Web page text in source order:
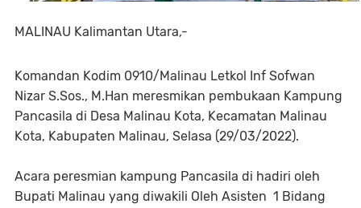
MALINAU Kalimantan Utara,-
Komandan Kodim 0910/Malinau Letkol Inf Sofwan
Nizar S.Sos., M.Han meresmikan pembukaan Kampung
Pancasila di Desa Malinau Kota, Kecamatan Malinau
Kota, Kabupaten Malinau, Selasa (29/03/2022).
Acara peresmian kampung Pancasila di hadiri oleh
Bupati Malinau yang diwakili Oleh Asisten 1 Bidang